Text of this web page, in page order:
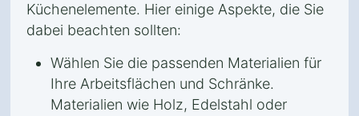
Küchenelemente. Hier einige Aspekte, die Sie
dabei beachten sollten:
Wählen Sie die passenden Materialien für
Ihre Arbeitsflächen und Schränke.
Materialien wie Holz, Edelstahl oder